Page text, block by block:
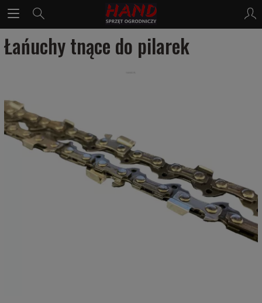
Łańuchy tnące do pilarek